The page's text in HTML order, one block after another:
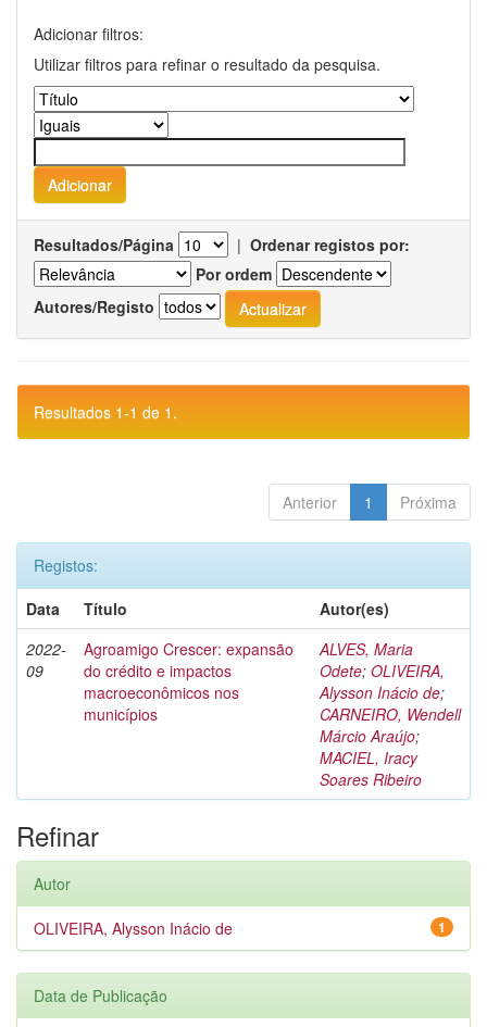
Adicionar filtros:
Utilizar filtros para refinar o resultado da pesquisa.
Resultados/Página | Ordenar registos por:
Por ordem
Autores/Registo
Resultados 1-1 de 1.
Anterior 1 Próxima
Registos:
Data
Título
Autor(es)
2022-
09
Agroamigo Crescer: expansão
do crédito e impactos
macroeconômicos nos
municípios
ALVES, Maria
Odete; OLIVEIRA,
Alysson Inácio de;
CARNEIRO, Wendell
Márcio Araújo;
MACIEL, Iracy
Soares Ribeiro
Refinar
Autor
1
OLIVEIRA, Alysson Inácio de
Data de Publicação